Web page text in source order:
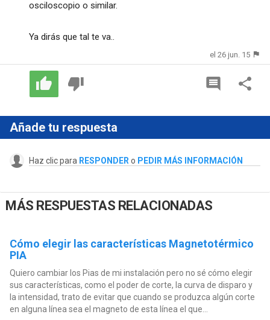
osciloscopio o similar.
Ya dirás que tal te va..
el 26 jun. 15
Añade tu respuesta
Haz clic para RESPONDER o PEDIR MÁS INFORMACIÓN
MÁS RESPUESTAS RELACIONADAS
Cómo elegir las características Magnetotérmico
PIA
Quiero cambiar los Pias de mi instalación pero no sé cómo elegir
sus características, como el poder de corte, la curva de disparo y
la intensidad, trato de evitar que cuando se produzca algún corte
en alguna línea sea el magneto de esta línea el que...